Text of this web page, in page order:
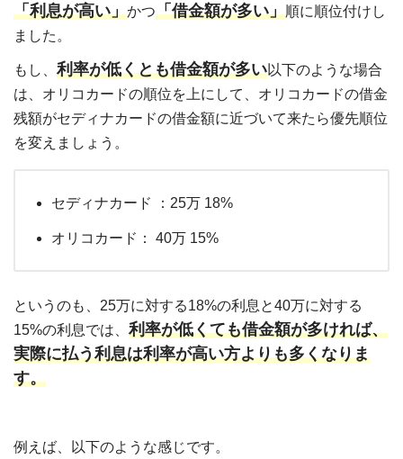
「利息が高い」かつ「借金額が多い」順に順位付けし
ました。
もし、 利率が低くとも借金額が多い以下のような場合
は、オリコカードの順位を上にして、オリコカードの借金
残額がセディナカードの借金額に近づいて来たら優先順位
を変えましょう。
セディナカード ：25万 18%
オリコカード： 40万 15%
というのも、25万に対する18%の利息と40万に対する
15%の利息では、 利率が低くても借金額が多ければ、
実際に払う利息は利率が高い方よりも多くなりま
す。
例えば、以下のような感じです。